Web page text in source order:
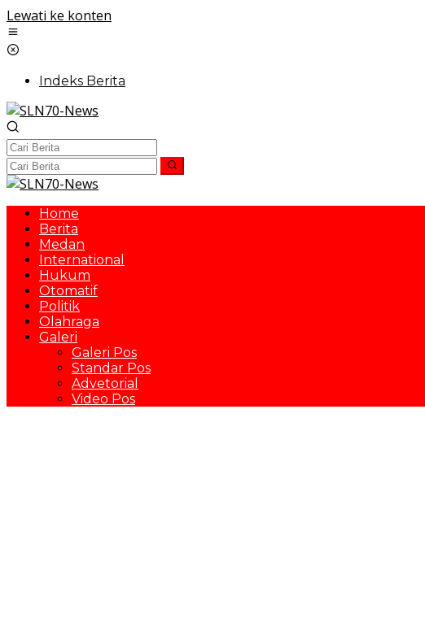
Lewati ke konten
Indeks Berita
Home
Berita
Medan
International
Hukum
Otomatif
Politik
Olahraga
Galeri
Galeri Pos
Standar Pos
Advetorial
Video Pos